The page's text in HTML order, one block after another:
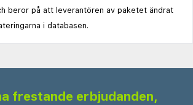
beror på att leverantören av paketet ändrat
i databasen.
frestande erbjudanden,